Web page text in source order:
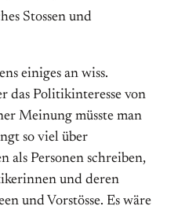
Stossen und
einiges an wiss.
das Politikinteresse von
Meinung müsste man
so viel über
als Personen schreiben,
und deren
und Vorstösse. Es wäre